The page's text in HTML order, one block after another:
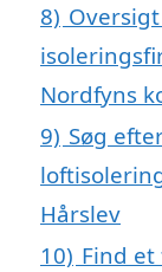
8)
Nordfyns
9) Søg
Hårslev
10) Find